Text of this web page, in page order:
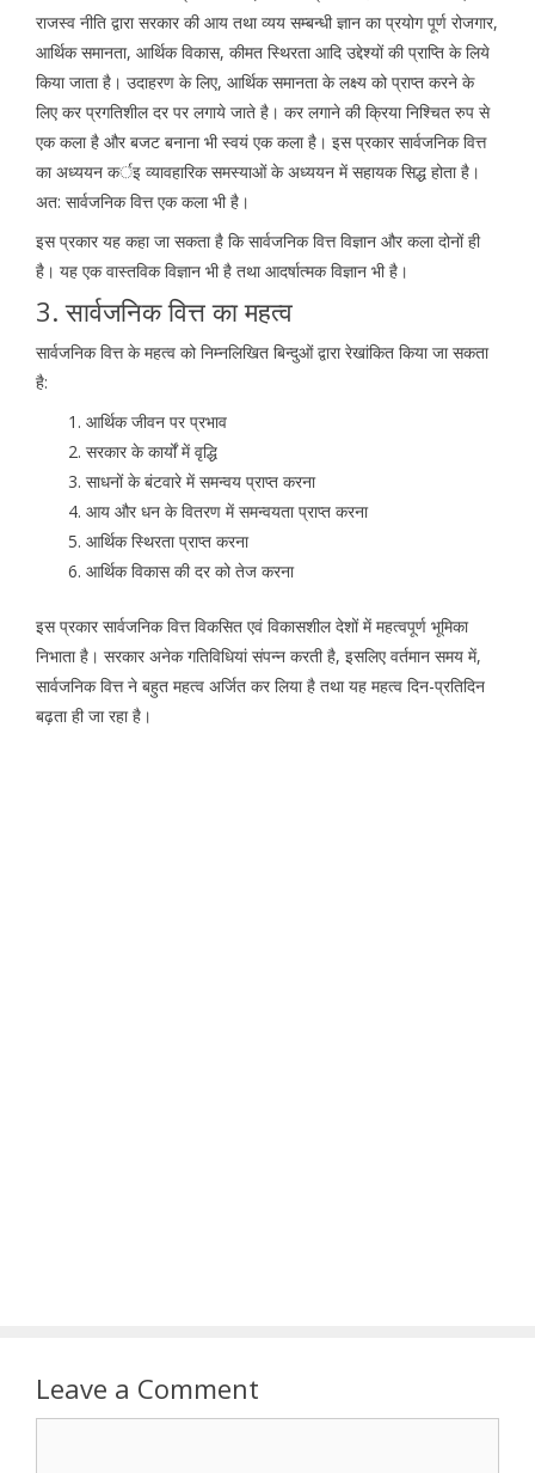
राजस्व नीति द्वारा सरकार की आय तथा व्यय सम्बन्धी ज्ञान का प्रयोग पूर्ण रोजगार,
आर्थिक समानता, आर्थिक विकास, कीमत स्थिरता आदि उद्देश्यों की प्राप्ति के लिये
किया जाता है। उदाहरण के लिए, आर्थिक समानता के लक्ष्य को प्राप्त करने के
लिए कर प्रगतिशील दर पर लगाये जाते है। कर लगाने की क्रिया निश्चित रुप से
एक कला है और बजट बनाना भी स्वयं एक कला है। इस प्रकार सार्वजनिक वित्त
का अध्ययन कर्इ व्यावहारिक समस्याओं के अध्ययन में सहायक सिद्ध होता है।
अत: सार्वजनिक वित्त एक कला भी है।
इस प्रकार यह कहा जा सकता है कि सार्वजनिक वित्त विज्ञान और कला दोनों ही
है। यह एक वास्तविक विज्ञान भी है तथा आदर्षात्मक विज्ञान भी है।
3. सार्वजनिक वित्त का महत्व
सार्वजनिक वित्त के महत्व को निम्नलिखित बिन्दुओं द्वारा रेखांकित किया जा सकता
है:
आर्थिक जीवन पर प्रभाव
सरकार के कार्यों में वृद्धि
साधनों के बंटवारे में समन्वय प्राप्त करना
आय और धन के वितरण में समन्वयता प्राप्त करना
आर्थिक स्थिरता प्राप्त करना
आर्थिक विकास की दर को तेज करना
इस प्रकार सार्वजनिक वित्त विकसित एवं विकासशील देशों में महत्वपूर्ण भूमिका
निभाता है। सरकार अनेक गतिविधियां संपन्न करती है, इसलिए वर्तमान समय में,
सार्वजनिक वित्त ने बहुत महत्व अर्जित कर लिया है तथा यह महत्व दिन-प्रतिदिन
बढ़ता ही जा रहा है।
Leave a Comment